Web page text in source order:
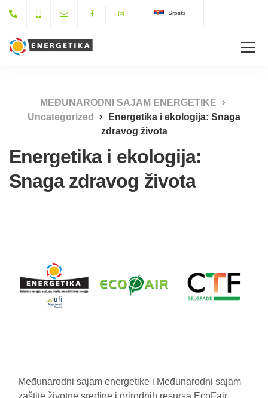
Srpski
MEĐUNARODNI SAJAM ENERGETIKE
Uncategorized
Energetika i ekologija: Snaga
zdravog života
Energetika i ekologija:
Snaga zdravog života
Međunarodni sajam energetike i Međunarodni sajam
zaštite životne sredine i prirodnih resursa EcoFair,